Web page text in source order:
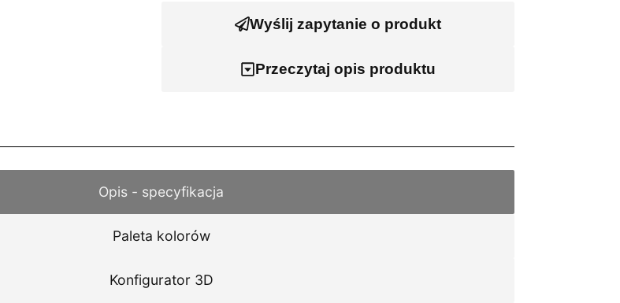
Wyślij zapytanie o produkt
Przeczytaj opis produktu
Opis - specyfikacja
Paleta kolorów
Konfigurator 3D